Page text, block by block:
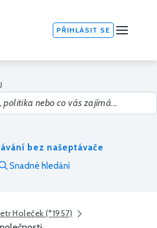
PŘIHLÁSIT SE
bez našeptávače
Snadné hledání
Holeček (*1957)